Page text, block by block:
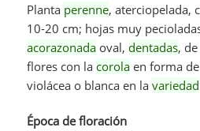
Planta perenne, aterciopelada,
10-20 cm; hojas muy
acorazonada oval, dentadas,
flores con la corola en forma
violácea o blanca en lavariedad
Época de floración